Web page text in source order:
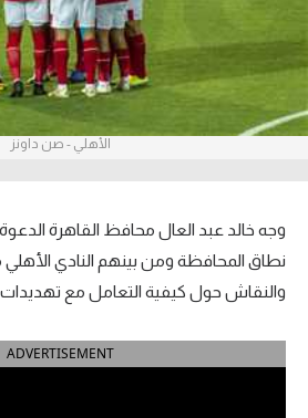
بطولات
الدوري المصري
الدوري الإيطالي
الأهلي - صن داونز
وجه خالد عبد العال محافظ القاهرة
نطاق المحافظة ومن بينهم النادي
والنقاش حول كيفية التعامل مع
ADVERTISEMENT